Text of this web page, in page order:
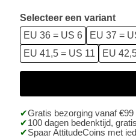
Selecteer een variant
EU 36 = US 6
EU 37 =
EU 41,5 = US 11
EU
Gratis bezorging vanaf €99
100 dagen bedenktijd,
Spaar AttitudeCoins met